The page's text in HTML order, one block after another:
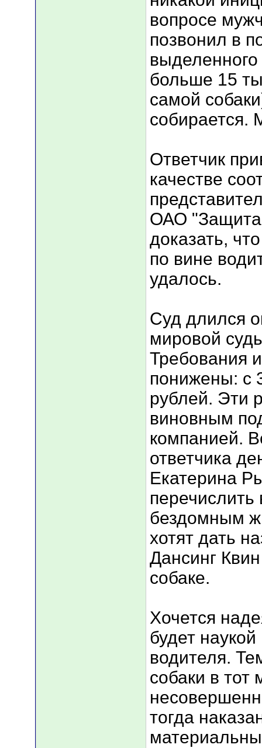
вопросе
позвонил в
выделенного
больше 15
самой
собирается.
Ответчик
качестве
ОАО "Защита
доказать,
по вине
удалось.
Суд длился
мировой
Требования
понижены: с
рублей. Эти
виновным
компанией.
ответчика
Екатерина
бездомным
хотят дать
Дансинг
собаке.
Хочется
будет
водителя.
собаки в тот
тогда